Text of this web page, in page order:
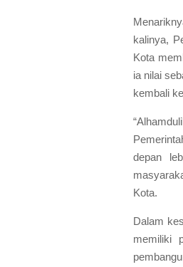
kalinya,
Kota
ia nilai
kembali
depan
Kota.
Dalam
memiliki